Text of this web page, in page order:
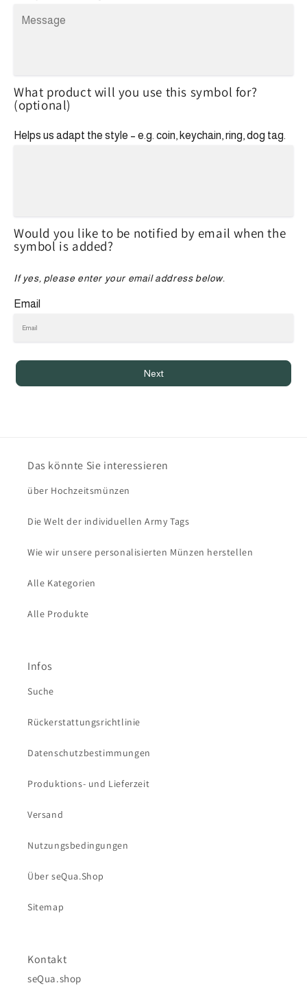
What product will you use this symbol for?
(optional)
Helps us adapt the style – e.g. coin, keychain, ring, dog tag.
Would you like to be notified by email when the
symbol is added?
If yes, please enter your email address below.
Email
Next
Das könnte Sie interessieren
über Hochzeitsmünzen
Die Welt der individuellen Army Tags
Wie wir unsere personalisierten Münzen herstellen
Alle Kategorien
Alle Produkte
Infos
Suche
Rückerstattungsrichtlinie
Datenschutzbestimmungen
Produktions- und Lieferzeit
Versand
Nutzungsbedingungen
Über seQua.Shop
Sitemap
Kontakt
seQua.shop